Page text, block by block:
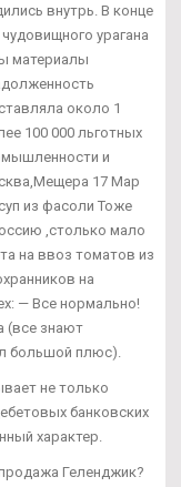
внутрь. В конце
урагана
материалы
около 1
100 000 льготных
и
17 Мар
из фасоли Тоже
,столько мало
на ввоз томатов из
на
— Все нормально!
(все знают
большой плюс).
не только
банковских
характер.
Геленджик?